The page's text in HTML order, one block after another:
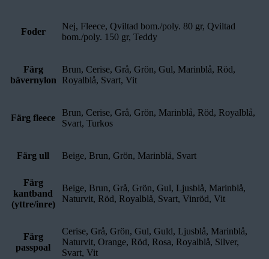
Foder
Nej, Fleece, Qviltad bom./poly. 80 gr, Qviltad
bom./poly. 150 gr, Teddy
Färg
bävernylon
Brun, Cerise, Grå, Grön, Gul, Marinblå, Röd,
Royalblå, Svart, Vit
Färg fleece
Brun, Cerise, Grå, Grön, Marinblå, Röd, Royalblå,
Svart, Turkos
Färg ull Beige, Brun, Grön, Marinblå, Svart
Färg
kantband
(yttre/inre)
Beige, Brun, Grå, Grön, Gul, Ljusblå, Marinblå,
Naturvit, Röd, Royalblå, Svart, Vinröd, Vit
Färg
passpoal
Cerise, Grå, Grön, Gul, Guld, Ljusblå, Marinblå,
Naturvit, Orange, Röd, Rosa, Royalblå, Silver,
Svart, Vit